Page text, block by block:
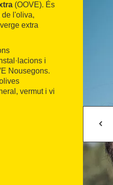
(OOVE). És
de l'oliva,
extra
i
Nousegons.
vermut i vi